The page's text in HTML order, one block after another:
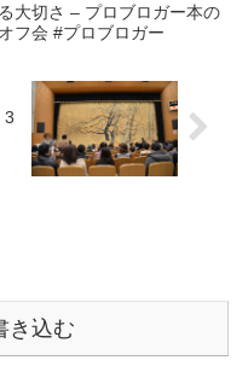
大切さ – プロブロガー本の
フ会 #プロブロガー
3
き込む